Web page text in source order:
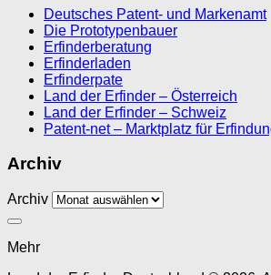
Deutsches Patent- und Markenamt
Die Prototypenbauer
Erfinderberatung
Erfinderladen
Erfinderpate
Land der Erfinder – Österreich
Land der Erfinder – Schweiz
Patent-net – Marktplatz für
Archiv
Archiv
Mehr